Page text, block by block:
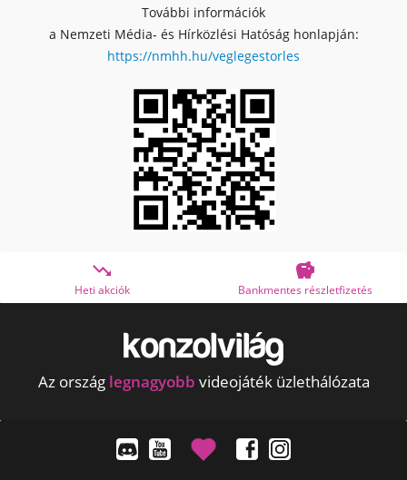
További információk
a Nemzeti Média- és Hírközlési Hatóság honlapján:
https://nmhh.hu/veglegestorles
Bankmentes részletfizetés OTP
Az ország legnagyobb videojáték üzlethálózata